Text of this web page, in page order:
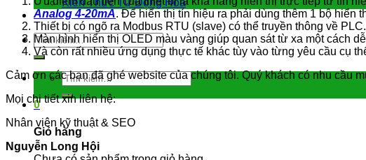
Liên hệ
Tìm
kiếm:
Tìm
kiếm:
0
Giỏ hàng
Analog 4-20mA. Để hiển thị tín hiệu ra phải dùng thêm 1 bộ hiển
Thiết bị có ngõ ra Modbus RTU (slave) có thể truyền thông về PLC.
Màn hình hiển thị OLED màu vàng giúp quan sát từ xa một cách
Và còn rất nhiều ứng dụng thực tế khác tùy vào từng yêu cầu cụ
Cảm ơn các bạn đã ghé website của chúng tôi. Quý khách có nhu cầu
Mọi chi tiết xin liên hệ:
Nhân viên kỹ thuật & SEO
Nguyễn Long Hội